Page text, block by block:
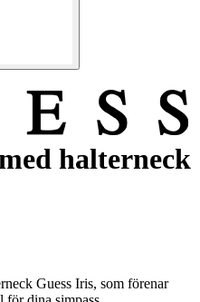
halterneck
Guess Iris, som förenar